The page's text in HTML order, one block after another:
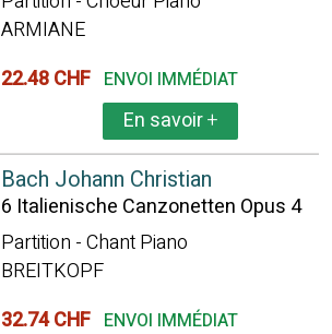
ARMIANE
22.48 CHF ENVOI IMMÉDIAT
En savoir+
Bach Johann Christian
6 Italienische Canzonetten Opus 4
Partition - Chant Piano
BREITKOPF
32.74 CHF ENVOI IMMÉDIAT